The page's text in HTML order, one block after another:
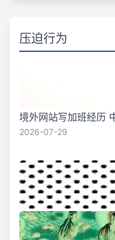
压迫行为
境外网站写加班经历
2026-07-29